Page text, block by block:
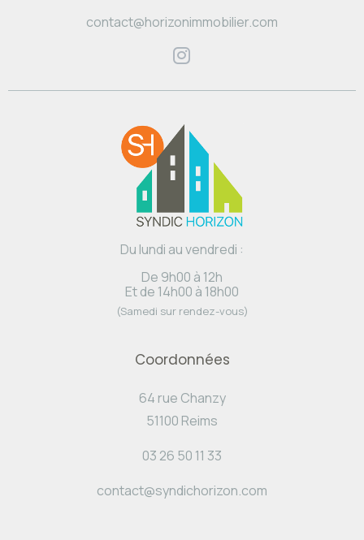
contact@horizonimmobilier.com
Du lundi au vendredi :
De 9h00 à 12h
Et de 14h00 à 18h00
(Samedi sur rendez-vous)
Coordonnées
64 rue Chanzy
51100 Reims
03 26 50 11 33
contact@syndichorizon.com